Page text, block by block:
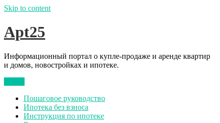
Skip to content
Apt25
Информационный портал о купле-продаже и аренде квартир
и домов, новостройках и ипотеке.
Пошаговое руководство
Ипотека без взноса
Инструкция по ипотеке